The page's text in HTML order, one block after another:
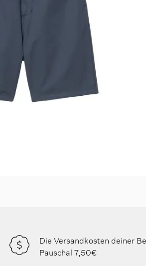
Die Versandkosten deiner
Pauschal 7,50€